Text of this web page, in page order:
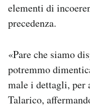
elementi di
precedenza.
«Pare che siamo
potremmo
male i dettagli,
Talarico,